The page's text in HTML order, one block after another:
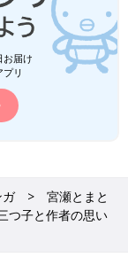
お届け
リ
ガ
宮瀬とまと
つ子と作者の思い